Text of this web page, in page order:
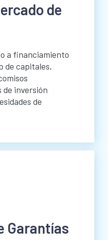
de
a financiamiento
de capitales,
de inversión
de
Garantías